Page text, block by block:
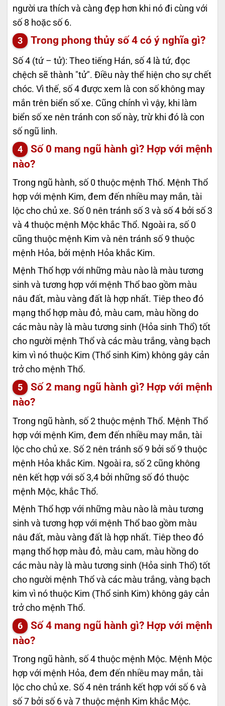
người ưa thích và càng đẹp hơn khi nó đi cùng với
số 8 hoặc số 6.
Trong phong thủy số 4 có ý nghĩa gì?
Số 4 (tứ – tử): Theo tiếng Hán, số 4 là tứ, đọc
chệch sẽ thành "tử". Điều này thể hiện cho sự chết
chóc. Vì thế, số 4 được xem là con số không may
mắn trên biển số xe. Cũng chính vì vậy, khi làm
biển số xe nên tránh con số này, trừ khi đó là con
số ngũ linh.
Số 0 mang ngũ hành gì? Hợp với mệnh
nào?
Trong ngũ hành, số 0 thuộc mệnh Thổ. Mệnh Thổ
hợp với mệnh Kim, đem đến nhiều may mắn, tài
lộc cho chủ xe. Số 0 nên tránh số 3 và số 4 bởi số 3
và 4 thuộc mệnh Mộc khắc Thổ. Ngoài ra, số 0
cũng thuộc mệnh Kim và nên tránh số 9 thuộc
mệnh Hỏa, bởi mệnh Hỏa khắc Kim.
Mệnh Thổ hợp với những màu nào là màu tương
sinh và tương hợp với mệnh Thổ bao gồm màu
nâu đất, màu vàng đất là hợp nhất. Tiêp theo đó
mạng thổ hợp màu đỏ, màu cam, màu hồng do
các màu này là màu tương sinh (Hỏa sinh Thổ) tốt
cho người mệnh Thổ và các màu trắng, vàng bạch
kim vì nó thuộc Kim (Thổ sinh Kim) không gây cản
trở cho mệnh Thổ.
Số 2 mang ngũ hành gì? Hợp với mệnh
nào?
Trong ngũ hành, số 2 thuộc mệnh Thổ. Mệnh Thổ
hợp với mệnh Kim, đem đến nhiều may mắn, tài
lộc cho chủ xe. Số 2 nên tránh số 9 bởi số 9 thuộc
mệnh Hỏa khắc Kim. Ngoài ra, số 2 cũng không
nên kết hợp với số 3,4 bởi những số đó thuộc
mệnh Mộc, khắc Thổ.
Mệnh Thổ hợp với những màu nào là màu tương
sinh và tương hợp với mệnh Thổ bao gồm màu
nâu đất, màu vàng đất là hợp nhất. Tiêp theo đó
mạng thổ hợp màu đỏ, màu cam, màu hồng do
các màu này là màu tương sinh (Hỏa sinh Thổ) tốt
cho người mệnh Thổ và các màu trắng, vàng bạch
kim vì nó thuộc Kim (Thổ sinh Kim) không gây cản
trở cho mệnh Thổ.
Số 4 mang ngũ hành gì? Hợp với mệnh
nào?
Trong ngũ hành, số 4 thuộc mệnh Mộc. Mệnh Mộc
hợp với mệnh Hỏa, đem đến nhiều may mắn, tài
lộc cho chủ xe. Số 4 nên tránh kết hợp với số 6 và
số 7 bởi số 6 và 7 thuộc mệnh Kim khắc Mộc.